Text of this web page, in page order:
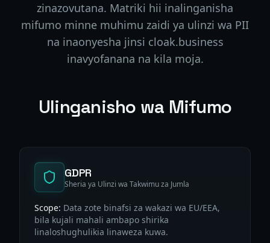
zinazovutana. Matriki hii inalinganisha
mifumo minne muhimu zaidi ya ulinzi wa PII
na inaonyesha jinsi cloak.business
inavyofanana na kila moja.
Ulinganisho wa Mifumo
GDPR
Sheria ya Ulinzi wa Takwimu za Jumla
Scope: Data zote binafsi za wakazi wa EU/EEA,
bila kujali mahali ambapo shirika
linaloshughulikia linaweza kuwa.